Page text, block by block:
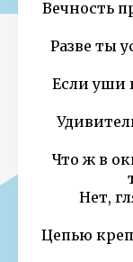
Вечность
Разве ты
Если уши
Что ж в
Нет,
Цепью